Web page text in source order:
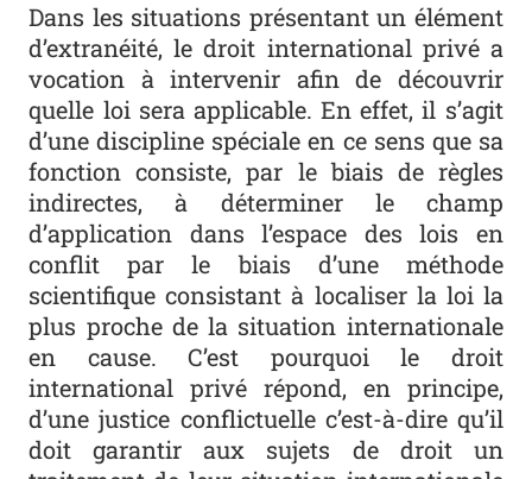
Dans les situations présentant un élément
d’extranéité, le droit international privé a
vocation à intervenir afin de découvrir
quelle loi sera applicable. En effet, il s’agit
d’une discipline spéciale en ce sens que sa
fonction consiste, par le biais de règles
indirectes, à déterminer le champ
d’application dans l’espace des lois en
conflit par le biais d’une méthode
scientifique consistant à localiser la loi la
plus proche de la situation internationale
en cause. C’est pourquoi le droit
international privé répond, en principe,
d’une justice conflictuelle c’est-à-dire qu’il
doit garantir aux sujets de droit un